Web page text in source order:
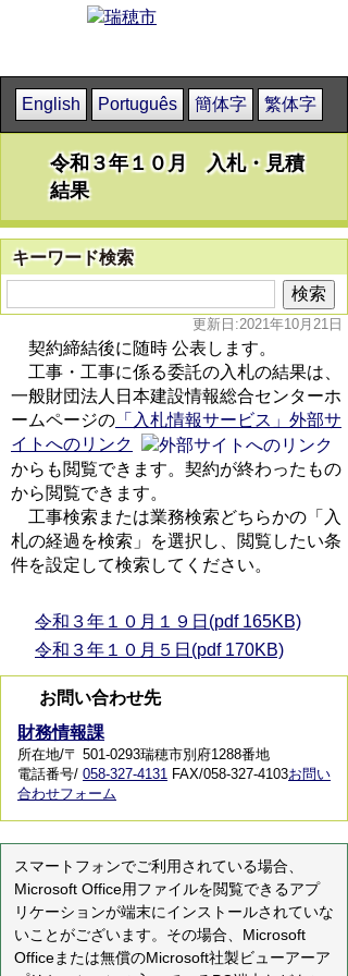
English Português 簡体字 繁体字
令和３年１０月 入札・見積
結果
キーワード検索
更新日:2021年10月21日
契約締結後に随時 公表します。
工事・工事に係る委託の入札の結果は、
一般財団法人日本建設情報総合センターホ
ームページの 「入札情報サービス」外部サ
イトへのリンク
からも閲覧できます。契約が終わったもの
から閲覧できます。
工事検索または業務検索どちらかの「入
札の経過を検索」を選択し、閲覧したい条
件を設定して検索してください。
令和３年１０月１９日(pdf 165KB)
令和３年１０月５日(pdf 170KB)
お問い合わせ先
財務情報課
所在地/〒 501-0293瑞穂市別府1288番地
電話番号/ 058-327-4131 FAX/058-327-4103お問い
合わせフォーム
スマートフォンでご利用されている場合、
Microsoft Office用ファイルを閲覧できるアプ
リケーションが端末にインストールされていな
いことがございます。その場合、Microsoft
Officeまたは無償のMicrosoft社製ビューアーア